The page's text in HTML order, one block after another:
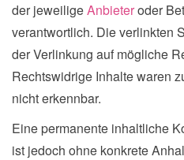
der jeweiligeAnbieteroder
verantwortlich. Die verlinkten
der Verlinkung auf mögliche
Rechtswidrige Inhalte waren
nicht erkennbar.
Eine permanente inhaltliche
ist jedoch ohne konkrete